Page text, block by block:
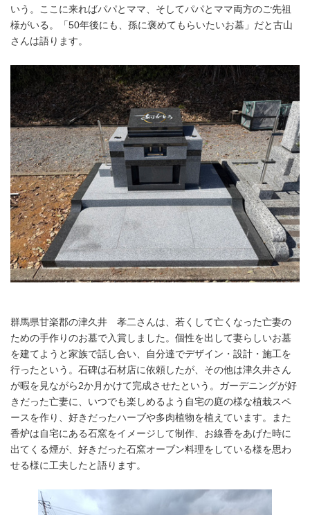
いう。ここに来ればパパとママ、そしてパパとママ両方のご先祖
様がいる。「50年後にも、孫に褒めてもらいたいお墓」だと古山
さんは語ります。
群馬県甘楽郡の津久井 孝二さんは、若くして亡くなった亡妻の
ための手作りのお墓で入賞しました。個性を出して妻らしいお墓
を建てようと家族で話し合い、自分達でデザイン・設計・施工を
行ったという。石碑は石材店に依頼したが、その他は津久井さん
が暇を見ながら2か月かけて完成させたという。ガーデニングが好
きだった亡妻に、いつでも楽しめるよう自宅の庭の様な植栽スペ
ースを作り、好きだったハーブや多肉植物を植えています。また
香炉は自宅にある石窯をイメージして制作、お線香をあげた時に
出てくる煙が、好きだった石窯オーブン料理をしている様を思わ
せる様に工夫したと語ります。